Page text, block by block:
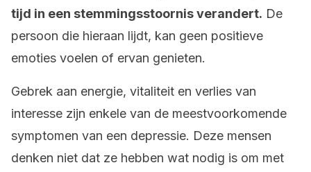
tijd in een stemmingsstoornis verandert. De
persoon die hieraan lijdt, kan geen positieve
emoties voelen of ervan genieten.
Gebrek aan energie, vitaliteit en verlies van
interesse zijn enkele van de meestvoorkomende
symptomen van een depressie. Deze mensen
denken niet dat ze hebben wat nodig is om met